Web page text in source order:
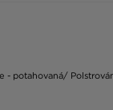
- potahovaná/